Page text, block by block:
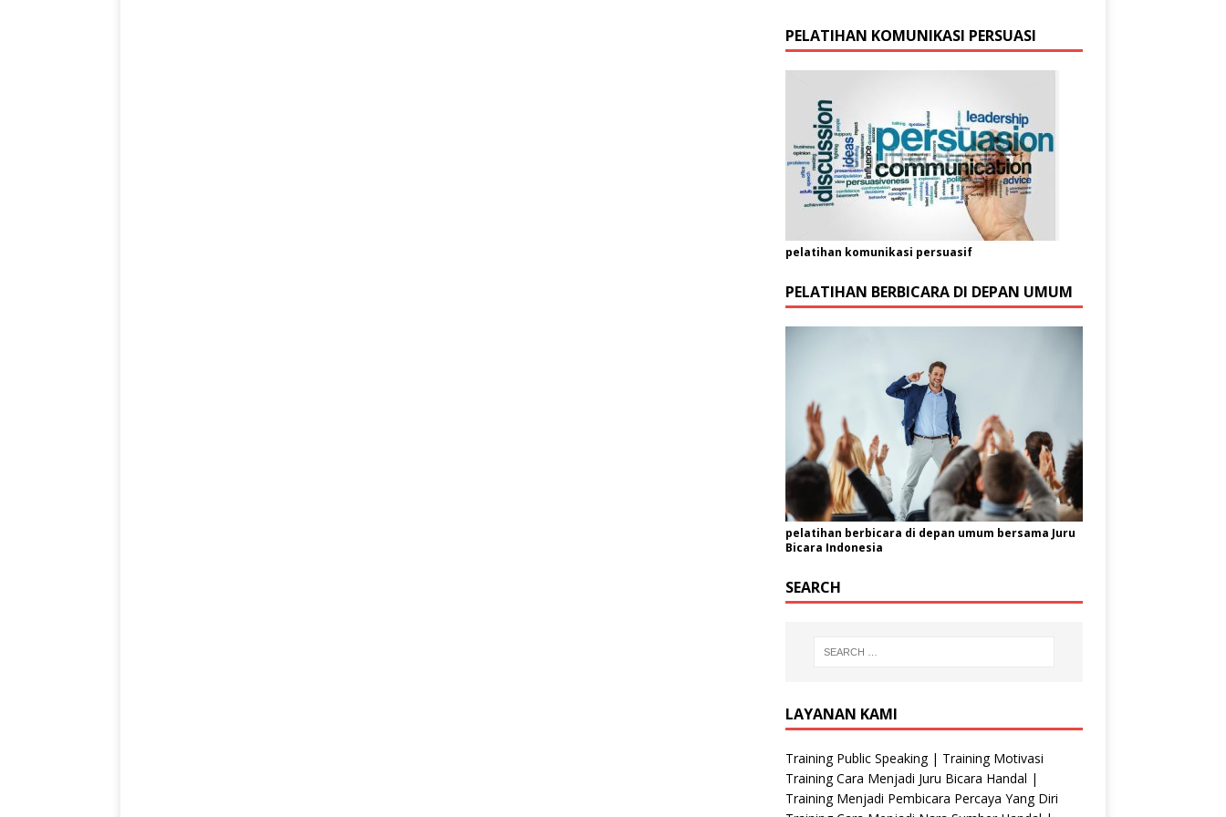
PELATIHAN KOMUNIKASI PERSUASI
pelatihan komunikasi persuasif
PELATIHAN BERBICARA DI DEPAN UMUM
pelatihan berbicara di depan umum bersama Juru
Bicara Indonesia
SEARCH
LAYANAN KAMI
Training Public Speaking | Training Motivasi
Training Cara Menjadi Juru Bicara Handal |
Training Menjadi Pembicara Percaya Yang Diri